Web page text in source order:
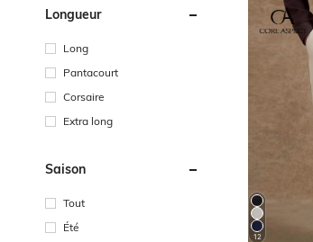
Longueur
Long
Pantacourt
Corsaire
Extra long
Saison
Tout
Été
12